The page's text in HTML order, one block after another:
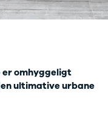
om elbiler
med elbil
vores
er omhyggeligt
ultimative urbane